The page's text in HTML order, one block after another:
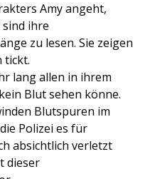
Amy angeht,
ihre
zu lesen. Sie zeigen
tickt.
lang allen in ihrem
Blut sehen könne.
Blutspuren im
Polizei es für
absichtlich verletzt
dieser